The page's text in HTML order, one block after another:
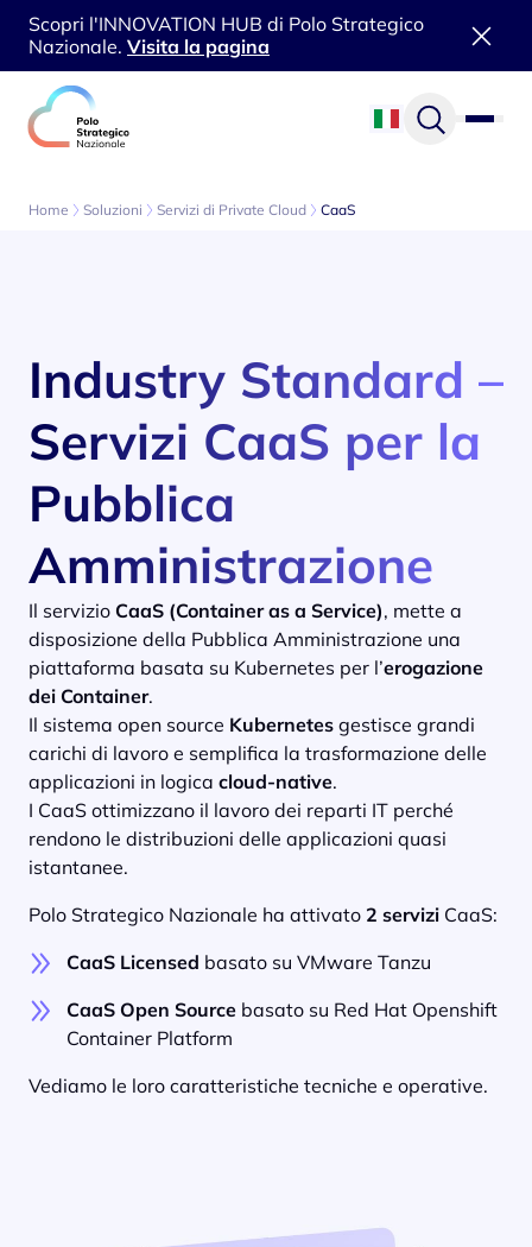
Vai al contenuto
Scopri l'INNOVATION HUB di Polo Strategico
Nazionale. Visita la pagina
Home Soluzioni Servizi di Private Cloud CaaS
Industry Standard –
Servizi CaaS per la
Pubblica
Amministrazione
Il servizio CaaS (Container as a Service), mette a
disposizione della Pubblica Amministrazione una
piattaforma basata su Kubernetes per l’erogazione
dei Container.
Il sistema open source Kubernetes gestisce grandi
carichi di lavoro e semplifica la trasformazione delle
applicazioni in logica cloud-native.
I CaaS ottimizzano il lavoro dei reparti IT perché
rendono le distribuzioni delle applicazioni quasi
istantanee.
Polo Strategico Nazionale ha attivato 2 servizi CaaS:
CaaS Licensed basato su VMware Tanzu
CaaS Open Source basato su Red Hat Openshift
Container Platform
Vediamo le loro caratteristiche tecniche e operative.